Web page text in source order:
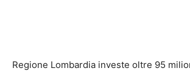
Regione Lombardia investe oltre 95